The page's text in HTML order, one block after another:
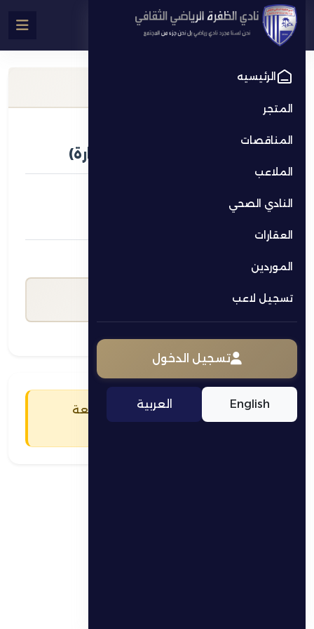
معلومات الملعب
الموقع
سعر الساعة (د.إ)
يجب عليك تسجيل الدخول للمتابعة
تسجيل الدخول
الرئيسيه
المتجر
المناقصات
الملاعب
النادي الصحي
العقارات
الموردين
تسجيل لاعب
تسجيل الدخول
English العربية